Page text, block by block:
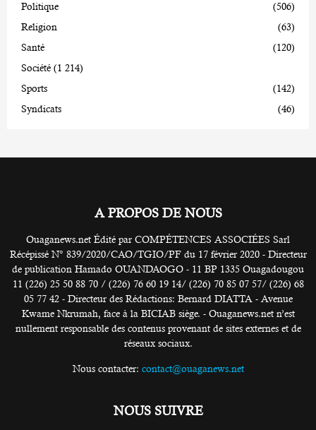
Politique
(506)
Religion
(63)
Santé
(120)
Société (1 214)
Sports
(142)
Syndicats
(46)
A PROPOS DE NOUS
Ouaganews.net Édité par COMPÉTENCES ASSOCIÉES Sarl
Récépissé N° 839/2020/CAO/TGIO/PF du 17 février 2020 - Directeur
de publication Hamado OUANDAOGO - 11 BP 1335 Ouagadougou
11 (226) 25 50 88 70 / (226) 76 60 19 14/ (226) 70 85 07 57/ (226) 68
05 77 42 - Directeur des Rédactions: Bernard DIATTA - Avenue
Kwame Nkrumah, face à la BICIAB siège. - Ouaganews.net n’est
nullement responsable des contenus provenant de sites externes et de
réseaux sociaux.
Nous contacter: contact@ouaganews.net
NOUS SUIVRE